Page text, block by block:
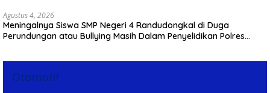
Agustus 4, 2026
Meningalnya Siswa SMP Negeri 4 Randudongkal di Duga
Perundungan atau Bullying Masih Dalam Penyelidikan Polres
Otomotif